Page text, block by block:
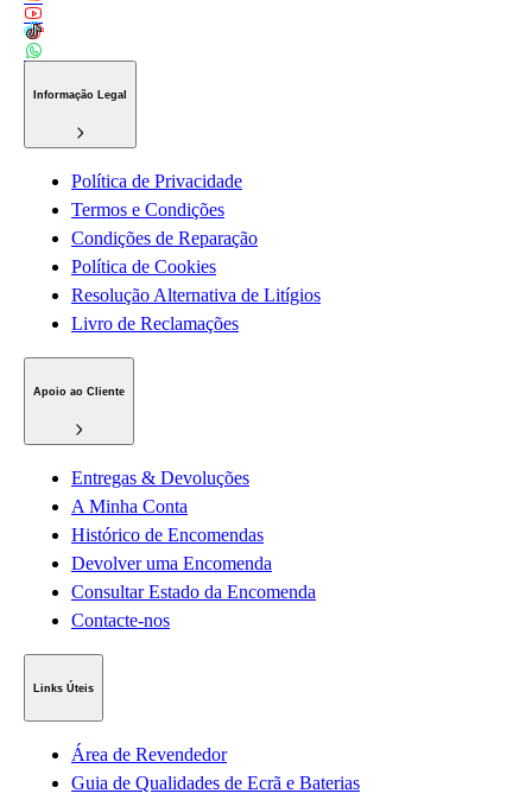
Informação Legal
Política de Privacidade
Termos e Condições
Condições de Reparação
Política de Cookies
Resolução Alternativa de Litígios
Livro de Reclamações
Apoio ao Cliente
Entregas & Devoluções
A Minha Conta
Histórico de Encomendas
Devolver uma Encomenda
Consultar Estado da Encomenda
Contacte-nos
Links Úteis
Área de Revendedor
Guia de Qualidades de Ecrã e Baterias